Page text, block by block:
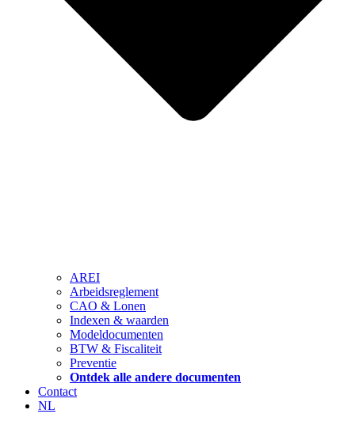
AREI
Arbeidsreglement
CAO & Lonen
Indexen & waarden
Modeldocumenten
BTW & Fiscaliteit
Preventie
Ontdek alle andere documenten
Contact
NL